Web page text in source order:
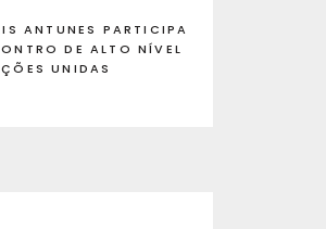
ANTUNES PARTICIPA
DE ALTO NÍVEL
UNIDAS